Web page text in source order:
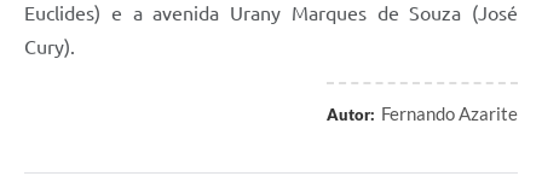
Euclides) e a avenida Urany Marques de Souza (José
Cury).
Autor: Fernando Azarite